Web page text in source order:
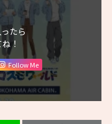
たら
！
Follow Me